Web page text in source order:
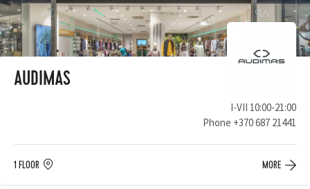
AUDIMAS
I-VII 10:00-21:00
Phone +370 687 21441
1 FLOOR MORE